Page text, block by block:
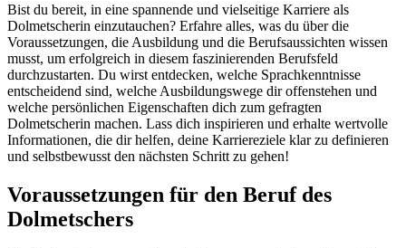
Bist du bereit, in eine spannende und vielseitige Karriere als
Dolmetscherin einzutauchen? Erfahre alles, was du über die
Voraussetzungen, die Ausbildung und die Berufsaussichten wissen
musst, um erfolgreich in diesem faszinierenden Berufsfeld
durchzustarten. Du wirst entdecken, welche Sprachkenntnisse
entscheidend sind, welche Ausbildungswege dir offenstehen und
welche persönlichen Eigenschaften dich zum gefragten
Dolmetscherin machen. Lass dich inspirieren und erhalte wertvolle
Informationen, die dir helfen, deine Karriereziele klar zu definieren
und selbstbewusst den nächsten Schritt zu gehen!
Voraussetzungen für den Beruf des
Dolmetschers